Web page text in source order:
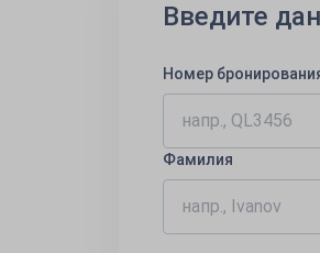
Введите
Номер
Фамилия